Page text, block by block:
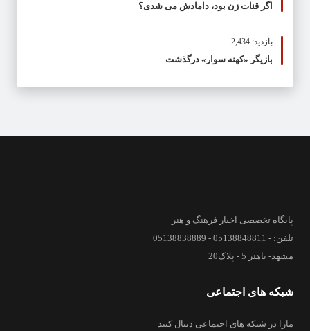
اگر قنات زن بود، دامادش می شدی؟
بازدید: 2,434
بازیگر «کهنه سوار» درگذشت
پایگاه تخصصی اخبار فرهنگ و هنر
تلفن: - 05138848811 - 05138838889
مشهد- باهنر 5 - پلاک20
شبکه های اجتماعی
مارا در شبکه های اجتماعی دنبال کنید